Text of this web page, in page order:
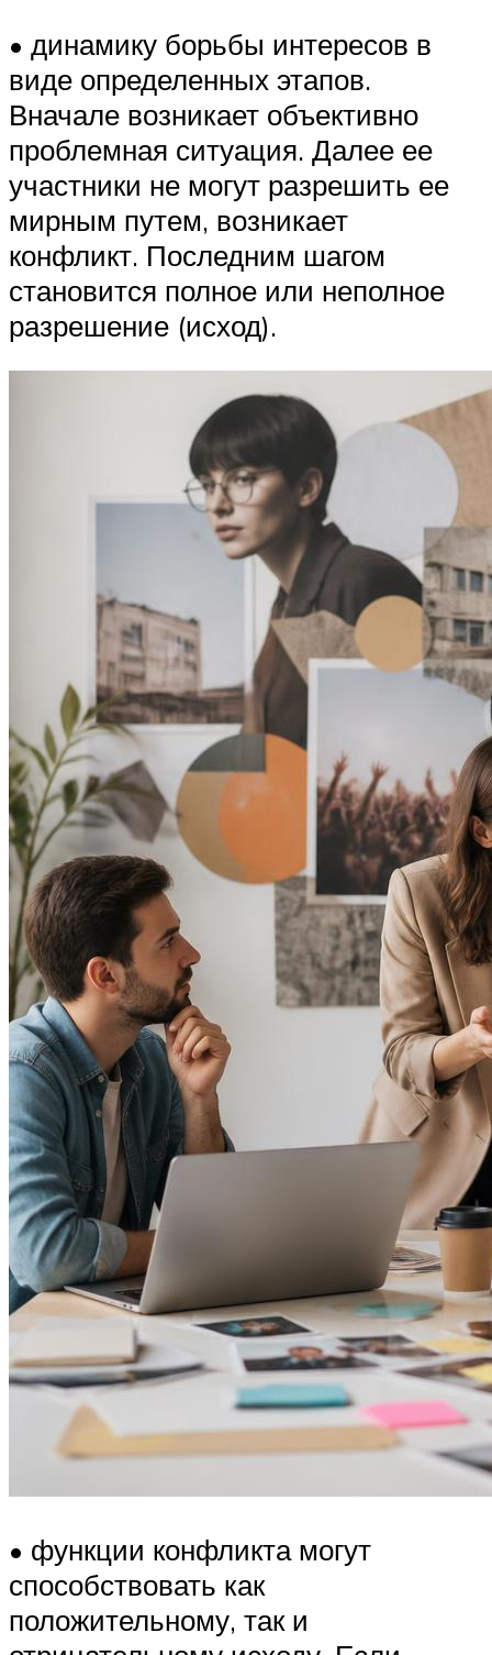
• динамику борьбы интересов в
виде определенных этапов.
Вначале возникает объективно
проблемная ситуация. Далее ее
участники не могут разрешить ее
мирным путем, возникает
конфликт. Последним шагом
становится полное или неполное
разрешение (исход).
• функции конфликта могут
способствовать как
положительному, так и